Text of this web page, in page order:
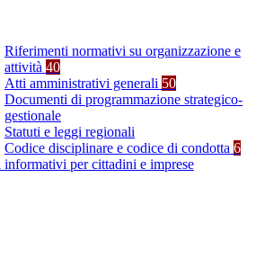
Riferimenti normativi su organizzazione e
attività 40
Atti amministrativi generali 50
Documenti di programmazione strategico-
gestionale
Statuti e leggi regionali
Codice disciplinare e codice di condotta 6
informativi per cittadini e imprese